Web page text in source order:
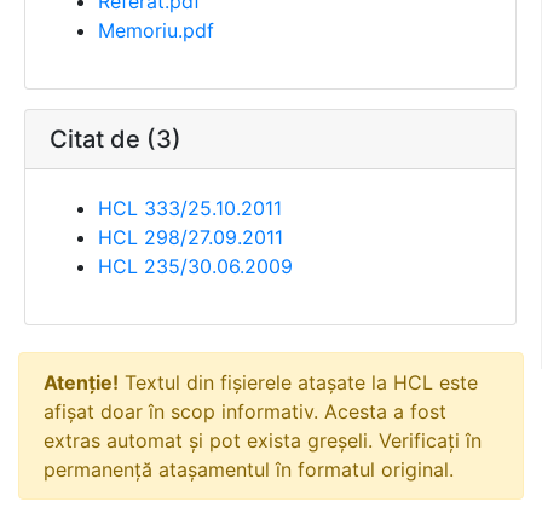
Memoriu.pdf
Citat de (3)
HCL 333/25.10.2011
HCL 298/27.09.2011
HCL 235/30.06.2009
Atenție! Textul din fișierele atașate la HCL este
afișat doar în scop informativ. Acesta a fost
extras automat și pot exista greșeli. Verificați în
permanență atașamentul în formatul original.